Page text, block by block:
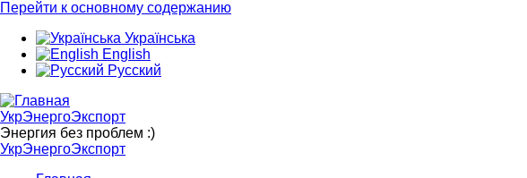
Перейти к основному содержанию
Українська
English
Русский
УкрЭнергоЭкспорт
Энергия без проблем :)
УкрЭнергоЭкспорт